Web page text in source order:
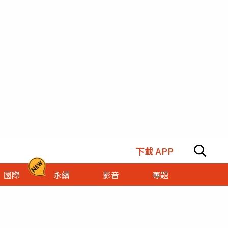
下載 APP
國際 永續 影音
專題